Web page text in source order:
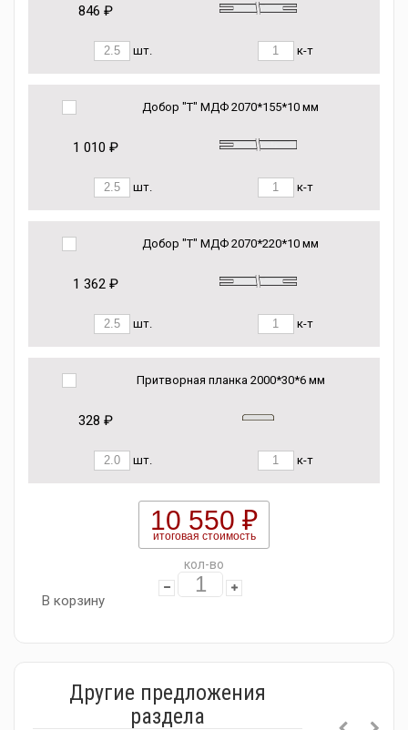
846 ₽
шт. к-т
Добор "Т" МДФ 2070*155*10 мм
1 010 ₽
шт. к-т
Добор "Т" МДФ 2070*220*10 мм
1 362 ₽
шт. к-т
Притворная планка 2000*30*6 мм
328 ₽
шт. к-т
10 550 ₽
итоговая стоимость
кол-во
В корзину
Другие предложения
раздела